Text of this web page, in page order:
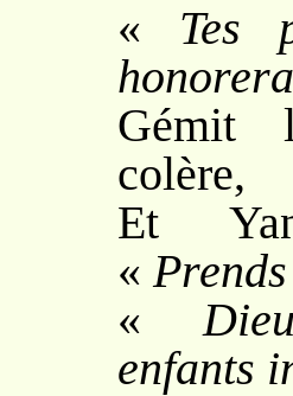
« Tes
Gémit
colère,
Et
«
«
enfants